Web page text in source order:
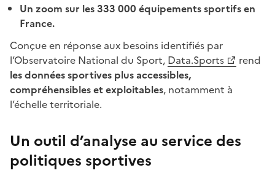
Un zoom sur les 333 000 équipements sportifs en
France.
Conçue en réponse aux besoins identifiés par
l’Observatoire National du Sport, Data.Sports
rend
les données sportives plus accessibles,
compréhensibles et exploitables, notamment à
l’échelle territoriale.
Un outil d’analyse au service des
politiques sportives